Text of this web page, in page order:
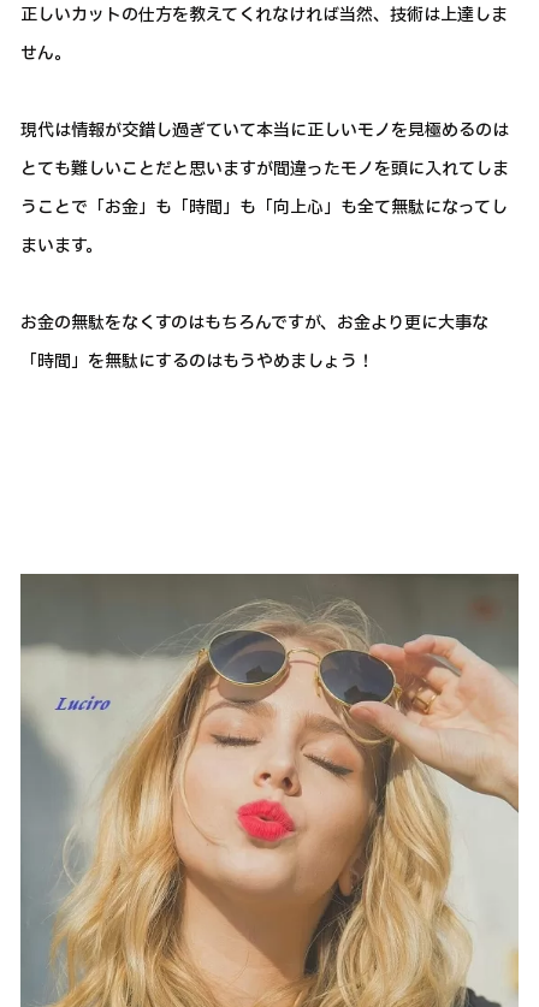
正しいカットの仕方を教えてくれなければ当然、技術は上達しま
せん。
現代は情報が交錯し過ぎていて本当に正しいモノを見極めるのは
とても難しいことだと思いますが間違ったモノを頭に入れてしま
うことで「お金」も「時間」も「向上心」も全て無駄になってし
まいます。
お金の無駄をなくすのはもちろんですが、お金より更に大事な
「時間」を無駄にするのはもうやめましょう！